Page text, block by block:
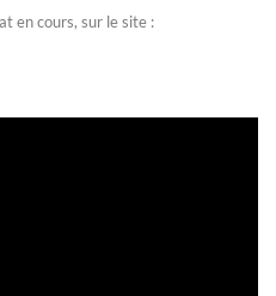
en cours, sur le site :